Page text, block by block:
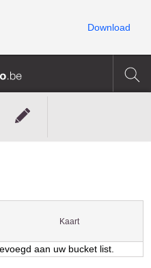
Kaart
aan uw bucket list.
Download